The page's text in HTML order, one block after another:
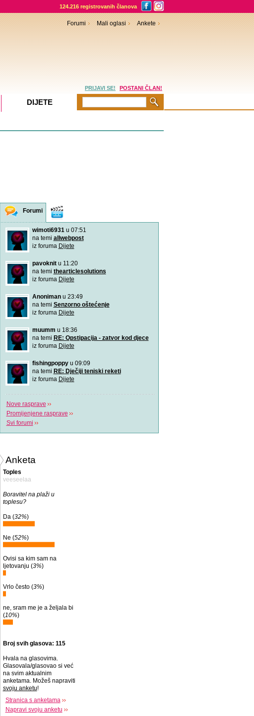
124.216 registrovanih članova
Forumi
wimoti6931u 07:51
na temi allwebpost
iz foruma Dijete
pavoknitu 11:20
na temi thearticlesolutions
iz foruma Dijete
Anonimanu 23:49
na temi Senzorno oštećenje
iz foruma Dijete
muumm u 18:36
na temi RE: Opstipacija - zatvor kod djece
iz foruma Dijete
fishingpoppyu 09:09
na temi RE: Dječiji teniski reketi
iz foruma Dijete
Nove rasprave
Promijenjene rasprave
Svi forumi
Anketa
Toples
veeseelaa
Boravitel na plaži u
toplesu?
Da (32%)
Ne (52%)
Ovisi sa kim sam na
ljetovanju (3%)
Vrlo često (3%)
ne, sram me je a željala bi
(10%)
Broj svih glasova: 115
Hvala na glasovima.
Glasovala/glasovao si već
na svim aktualnim
anketama. Možeš napraviti
svoju anketu!
Stranica s anketama
Napravi svoju anketu
Forumi Mali oglasi Ankete
PRIJAVI SE! POSTANI ČLAN!
DIJETE